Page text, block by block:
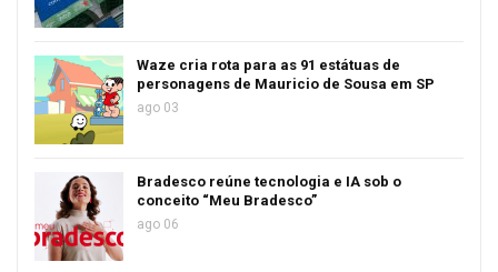
Waze cria rota para as 91 estátuas de
personagens de Mauricio de Sousa em SP
ago 03
Bradesco reúne tecnologia e IA sob o
conceito “Meu Bradesco”
ago 06